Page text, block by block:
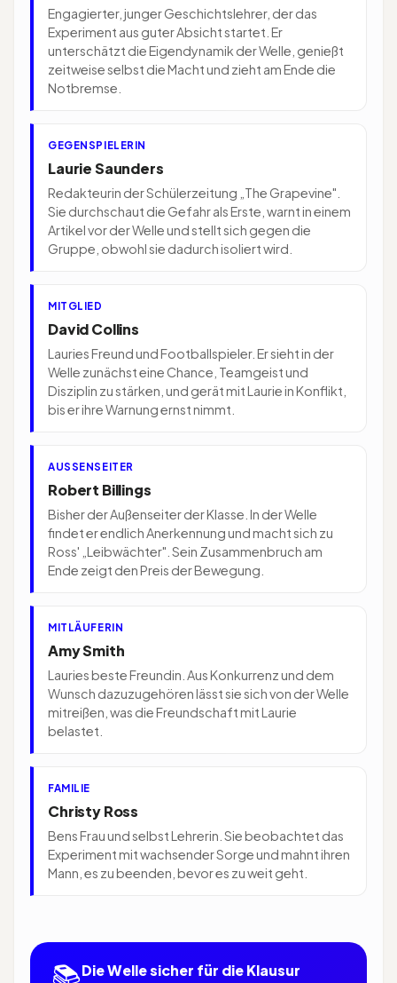
Engagierter, junger Geschichtslehrer, der das
Experiment aus guter Absicht startet. Er
unterschätzt die Eigendynamik der Welle, genießt
zeitweise selbst die Macht und zieht am Ende die
Notbremse.
GEGENSPIELERIN
Laurie Saunders
Redakteurin der Schülerzeitung „The Grapevine".
Sie durchschaut die Gefahr als Erste, warnt in einem
Artikel vor der Welle und stellt sich gegen die
Gruppe, obwohl sie dadurch isoliert wird.
MITGLIED
David Collins
Lauries Freund und Footballspieler. Er sieht in der
Welle zunächst eine Chance, Teamgeist und
Disziplin zu stärken, und gerät mit Laurie in Konflikt,
bis er ihre Warnung ernst nimmt.
AUSSENSEITER
Robert Billings
Bisher der Außenseiter der Klasse. In der Welle
findet er endlich Anerkennung und macht sich zu
Ross' „Leibwächter". Sein Zusammenbruch am
Ende zeigt den Preis der Bewegung.
MITLÄUFERIN
Amy Smith
Lauries beste Freundin. Aus Konkurrenz und dem
Wunsch dazuzugehören lässt sie sich von der Welle
mitreißen, was die Freundschaft mit Laurie
belastet.
FAMILIE
Christy Ross
Bens Frau und selbst Lehrerin. Sie beobachtet das
Experiment mit wachsender Sorge und mahnt ihren
Mann, es zu beenden, bevor es zu weit geht.
📚Die Welle sicher für die Klausur